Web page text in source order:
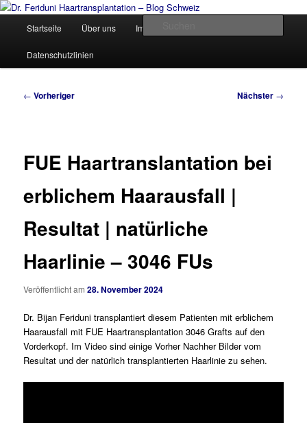
Zum
springenDr. Feriduni Haartransplantation –
Videos, Resultate, Bilder
Startseite Über uns Impressum und Kontakt
Datenschutzlinien
Beitragsnavigation
← Vorheriger Nächster →
FUE Haartranslantation bei
erblichem Haarausfall |
Resultat | natürliche
Haarlinie – 3046 FUs
Veröffentlicht am28. November 2024
Dr. Bijan Feriduni transplantiert diesem Patienten mit erblichem
Haarausfall mit FUE Haartransplantation 3046 Grafts auf den
Vorderkopf. Im Video sind einige Vorher Nachher Bilder vom
Resultat und der natürlich transplantierten Haarlinie zu sehen.